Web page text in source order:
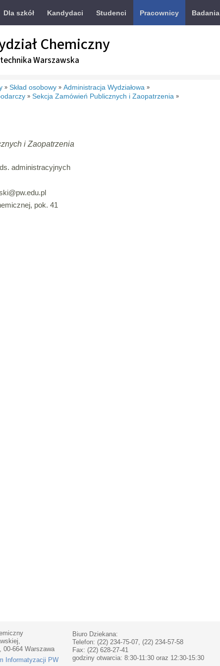
Dla szkół Kandydaci Studenci Pracownicy Badania
Chemiczny
Warszawska
» Skład osobowy » Administracja Wydziałowa »
» Sekcja Zamówień Publicznych i Zaopatrzenia »
i Zaopatrzenia
administracyjnych
@pw.edu.pl
pok. 41
00-664 Warszawa
Informatyzacji PW
Biuro Dziekana:
Telefon: (22) 234-75-07, (22) 234-57-58
Fax: (22) 628-27-41
godziny otwarcia: 8:30-11:30 oraz 12:30-15:30